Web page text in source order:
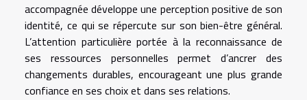
accompagnée développe une perception positive de son
identité, ce qui se répercute sur son bien-être général.
L’attention particulière portée à la reconnaissance de
ses ressources personnelles permet d’ancrer des
changements durables, encourageant une plus grande
confiance en ses choix et dans ses relations.